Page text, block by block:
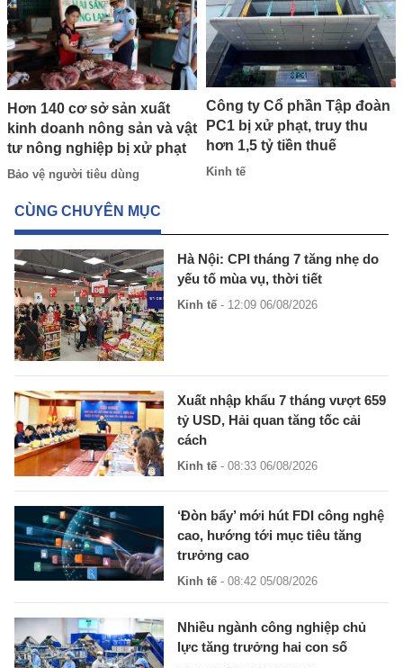
Hơn 140 cơ sở sản xuất
kinh doanh nông sản và vật
tư nông nghiệp bị xử phạt
Bảo vệ người tiêu dùng
Công ty Cổ phần Tập đoàn
PC1 bị xử phạt, truy thu
hơn 1,5 tỷ tiền thuế
Kinh tế
CÙNG CHUYÊN MỤC
Hà Nội: CPI tháng 7 tăng nhẹ do
yếu tố mùa vụ, thời tiết
Kinh tế - 12:09 06/08/2026
Xuất nhập khẩu 7 tháng vượt 659
tỷ USD, Hải quan tăng tốc cải
cách
Kinh tế - 08:33 06/08/2026
‘Đòn bẩy’ mới hút FDI công nghệ
cao, hướng tới mục tiêu tăng
trưởng cao
Kinh tế - 08:42 05/08/2026
Nhiều ngành công nghiệp chủ
lực tăng trưởng hai con số